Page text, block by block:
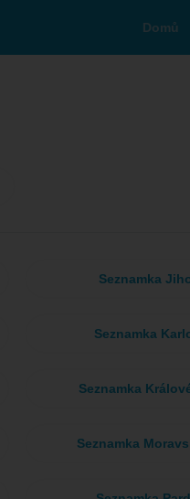
Domů
Seznamka
Seznamka
Seznamka
Seznamka